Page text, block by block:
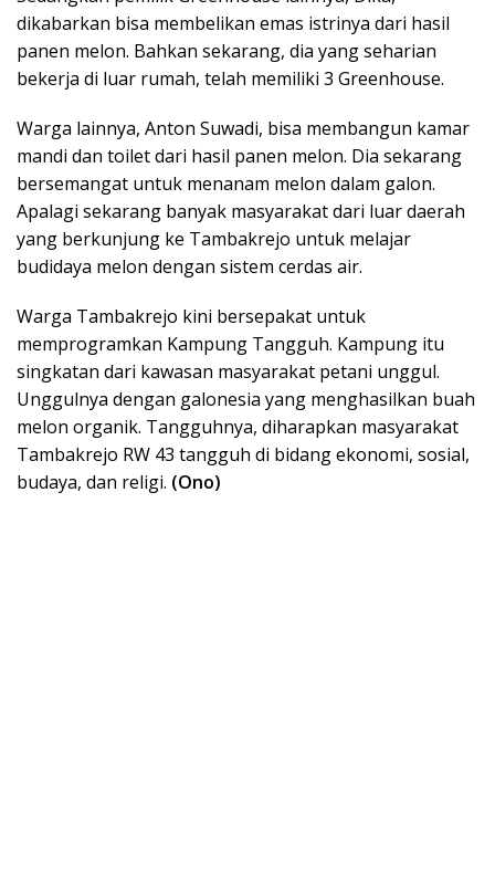
dikabarkan bisa membelikan emas istrinya dari hasil
panen melon. Bahkan sekarang, dia yang seharian
bekerja di luar rumah, telah memiliki 3 Greenhouse.
Warga lainnya, Anton Suwadi, bisa membangun kamar
mandi dan toilet dari hasil panen melon. Dia sekarang
bersemangat untuk menanam melon dalam galon.
Apalagi sekarang banyak masyarakat dari luar daerah
yang berkunjung ke Tambakrejo untuk melajar
budidaya melon dengan sistem cerdas air.
Warga Tambakrejo kini bersepakat untuk
memprogramkan Kampung Tangguh. Kampung itu
singkatan dari kawasan masyarakat petani unggul.
Unggulnya dengan galonesia yang menghasilkan buah
melon organik. Tangguhnya, diharapkan masyarakat
Tambakrejo RW 43 tangguh di bidang ekonomi, sosial,
budaya, dan religi. (Ono)